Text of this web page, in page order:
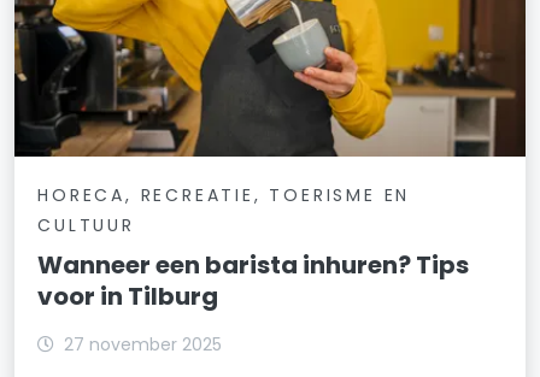
HORECA, RECREATIE, TOERISME EN
CULTUUR
Wanneer een barista inhuren? Tips
voor in Tilburg
27 november 2025